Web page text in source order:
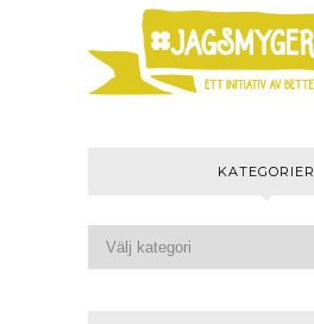
KATEGORIER